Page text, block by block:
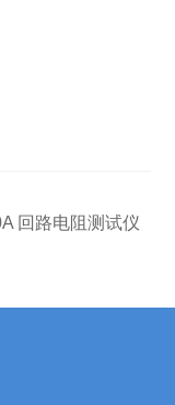
回路电阻测试仪